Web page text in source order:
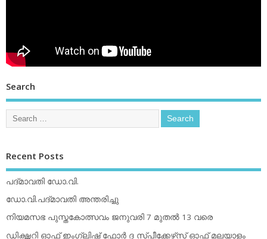
Search
Recent Posts
പദ്മാവതി ഡോ.വി.
ഡോ.വി.പദ്മാവതി അന്തരിച്ചു
നിയമസഭ പുസ്തകോത്സവം ജനുവരി 7 മുതല്‍ 13 വരെ
ഡിക്ഷ്ണറി ഓഫ് ഇംഗ്ലിഷ് ഫോര്‍ ദ സ്പീക്കേഴ്‌സ് ഓഫ് മലയാളം